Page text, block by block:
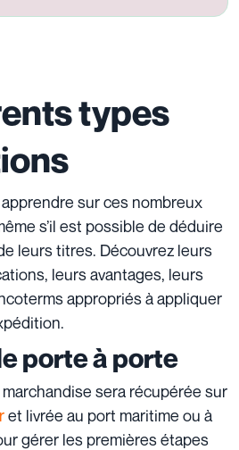
types
sur ces nombreux
s’il est possible de déduire
leurs titres. Découvrez leurs
leurs avantages, leurs
appropriés à appliquer
porte à porte
marchandise sera récupérée sur
et livrée au port maritime ou à
gérer les premières étapes